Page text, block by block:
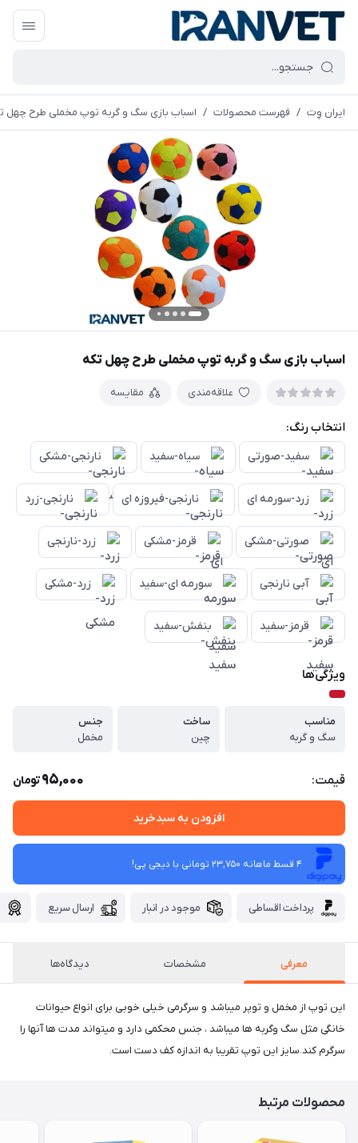
ایران وِت / فهرست محصولات / اسباب بازی سگ و گربه توپ مخملی طرح چهل
اسباب بازی سگ و گربه توپ مخملی طرح چهل تکه
علاقه‌مندی مقایسه
انتخاب رنگ:
سفید-صورتی سیاه-سفید نارنجی-مشکی
زرد-سورمه ای نارنجی-فیروزه ای نارنجی-زرد
صورتی-مشکی قرمز-مشکی زرد-نارنجی
آبی نارنجی سورمه ای-سفید زرد-مشکی
قرمز-سفید بنفش-سفید
ویژگی‌ها
مناسب
سگ و گربه
ساخت
چین
جنس
مخمل
قیمت: 95,000تومان
افزودن به سبدخرید
4 قسط ماهانه 23,750 تومانی با دیجی ‌پی!
پرداخت اقساطی موجود در انبار ارسال سریع
معرفی مشخصات دیدگاه‌ها
این توپ از مخمل و توپر میباشد و سرگرمی خیلی خوبی برای انواع حیوانات
خانگی مثل سگ وگربه ها میباشد ، جنس محکمی دارد و میتواند مدت ها آنها را
سرگرم کند.سایز این توپ تقریبا به اندازه کف دست است.
محصولات مرتبط